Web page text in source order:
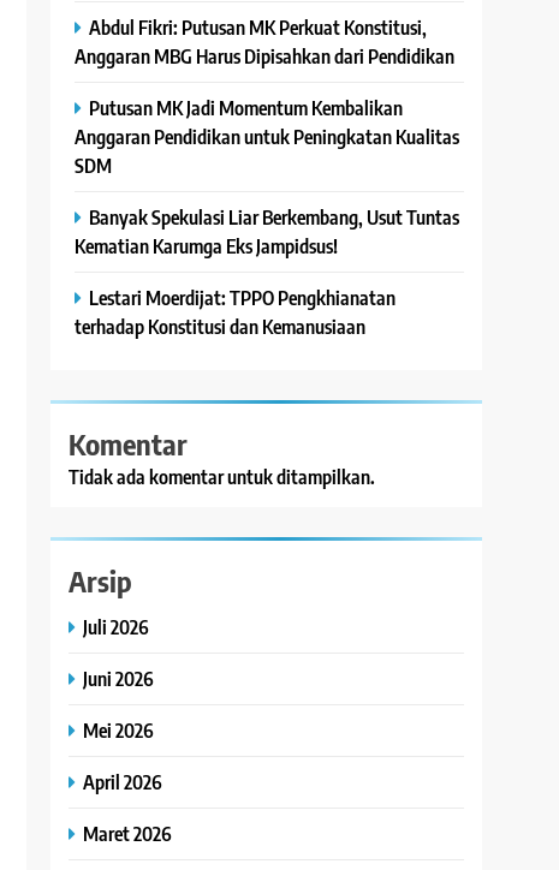
Abdul Fikri: Putusan MK Perkuat Konstitusi,
Anggaran MBG Harus Dipisahkan dari Pendidikan
Putusan MK Jadi Momentum Kembalikan
Anggaran Pendidikan untuk Peningkatan Kualitas
SDM
Banyak Spekulasi Liar Berkembang, Usut Tuntas
Kematian Karumga Eks Jampidsus!
Lestari Moerdijat: TPPO Pengkhianatan
terhadap Konstitusi dan Kemanusiaan
Komentar
Tidak ada komentar untuk ditampilkan.
Arsip
Juli 2026
Juni 2026
Mei 2026
April 2026
Maret 2026